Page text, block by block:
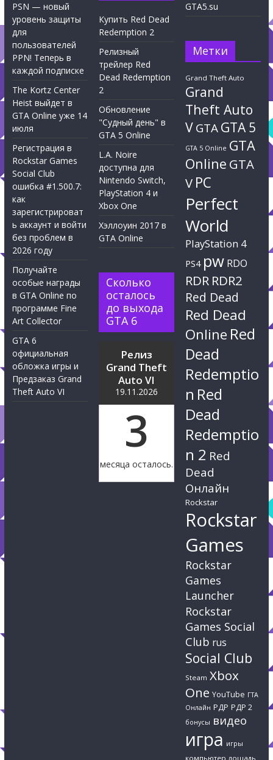
PSN — новый
уровень защиты
для
пользователей
PPN! Теперь в
каждой подписке
The Kortz Center
Heist выйдет в
GTA Online уже 14
июля
Регистрация в
Rockstar Games
Social Club
ошибка #1.500.7:
как
зарегистрироват
ь аккаунт и войти
без проблем в
2026 году
Получайте
особые награды
в GTA Online по
программе Fine
Art Collector
GTA 6
официальная
обложка игры и
Предзаказ Grand
Theft Auto VI
Купить Red Dead
Redemption 2
Релизный
трейлер Red
Dead Redemption
2
Обновление
"Судный день" в
GTA 5 Online
L.A. Noire
доступна для
Nintendo Switch,
PlayStation 4 и
Xbox One
Хэллоуин 2017 в
GTA Online
Сколько
осталось
до выхода
GTA 6
Релиз
Grand Theft
Auto VI
19.11.2026
3
месяца осталось.
GTA5.su
Метки
Grand Theft Auto
Grand
Theft Auto
VGTAGTA 5
GTA 5 Online GTA
Online GTA
V PC
Perfect
World
PlayStation 4
PS4 pw RDO
RDR RDR2
Red Dead
Red Dead
Online Red
Dead
Redemptio
n Red
Dead
Redemptio
n 2 Red
Dead
Онлайн
Rockstar
Rockstar
Games
Rockstar
Games
Launcher
Rockstar
Games Social
Club rus
Social Club
Steam Xbox
One YouTube ГТА
Онлайн РДР РДР 2
бонусы видео
игра игры
компьютер лошадь